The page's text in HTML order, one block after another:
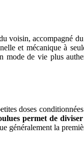
voisin, accompagné
et mécanique à
mode de vie plus
doses
permet de
généralement la